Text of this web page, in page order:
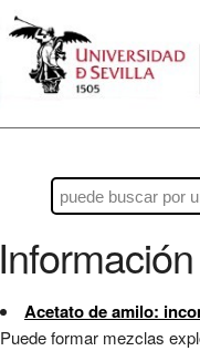
Acetato de amilo:
Puede formar mezclas